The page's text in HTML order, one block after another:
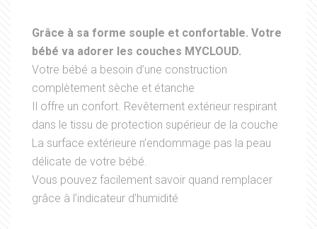
Grâce à sa forme souple et confortable. Votre
bébé va adorer les couches MYCLOUD.
Votre bébé a besoin d’une construction
complètement sèche et étanche
Il offre un confort. Revêtement extérieur respirant
dans le tissu de protection supérieur de la couche
La surface extérieure n’endommage pas la peau
délicate de votre bébé.
Vous pouvez facilement savoir quand remplacer
grâce à l’indicateur d’humidité